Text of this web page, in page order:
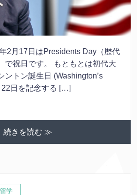
2月17日はPresidents Day（歴代
で祝日です。 もともとは初代大
ントン誕生日 (Washington’s
22日を記念する […]
続きを読む ≫
学